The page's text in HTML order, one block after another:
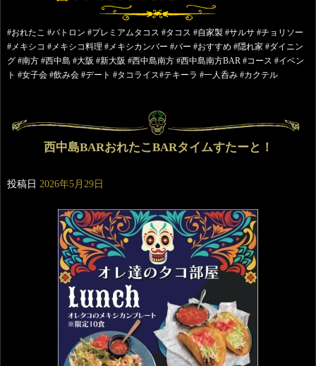
#おれたこ #パトロン #プレミアムタコス #タコス #自家製 #サルサ #チョリソー
#メキシコ #メキシコ料理 #メキシカンバー #バー #おすすめ #隠れ家 #ダイニン
グ #南方 #西中島 #大阪 #新大阪 #西中島南方 #西中島南方BAR #コース #イベン
ト #女子会 #飲み会 #デート #タコライス#テキーラ #一人呑み #カクテル
西中島BARおれたこBARタイムすたーと！
投稿日 2026年5月29日